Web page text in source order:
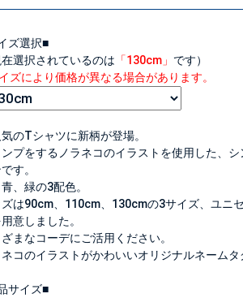
ズ選択■
在選択されているのは 「130cm」 です）
ズにより価格が異なる場合があります。
のTシャツに新柄が登場。
ンプをするノラネコのイラストを使用した、
す。
、緑の3配色。
ズは90cm、110cm、130cmの3サイズ、ユニ
意しました。
まなコーデにご活用ください。
ネコのイラストがかわいいオリジナルネームタ
サイズ■